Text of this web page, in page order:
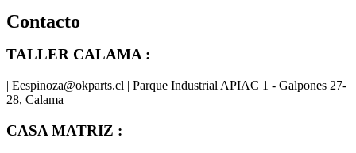
Contacto
TALLER CALAMA :
| Eespinoza@okparts.cl | Parque Industrial APIAC 1 - Galpones 27-
28, Calama
CASA MATRIZ :